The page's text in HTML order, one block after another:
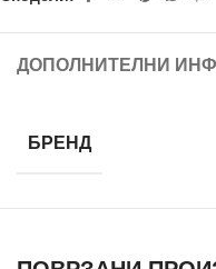
ДОПОЛНИТЕЛНИ
БРЕНД